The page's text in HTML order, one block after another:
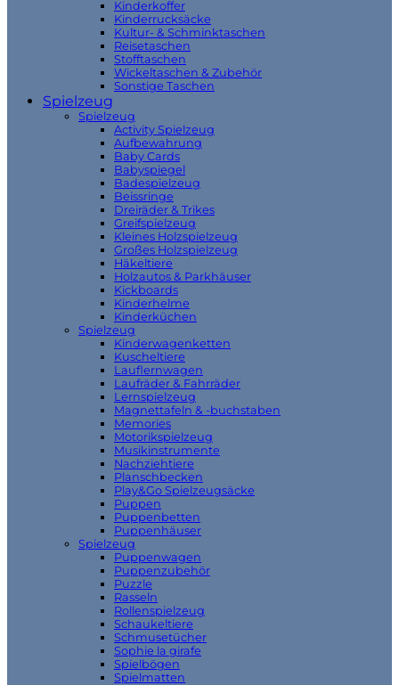
Kinderkoffer
Kinderrucksäcke
Kultur- & Schminktaschen
Reisetaschen
Stofftaschen
Wickeltaschen & Zubehör
Sonstige Taschen
Spielzeug
Spielzeug
Activity Spielzeug
Aufbewahrung
Baby Cards
Babyspiegel
Badespielzeug
Beissringe
Dreiräder & Trikes
Greifspielzeug
Kleines Holzspielzeug
Großes Holzspielzeug
Häkeltiere
Holzautos & Parkhäuser
Kickboards
Kinderhelme
Kinderküchen
Spielzeug
Kinderwagenketten
Kuscheltiere
Lauflernwagen
Laufräder & Fahrräder
Lernspielzeug
Magnettafeln & -buchstaben
Memories
Motorikspielzeug
Musikinstrumente
Nachziehtiere
Planschbecken
Play&Go Spielzeugsäcke
Puppen
Puppenbetten
Puppenhäuser
Spielzeug
Puppenwagen
Puppenzubehör
Puzzle
Rasseln
Rollenspielzeug
Schaukeltiere
Schmusetücher
Sophie la girafe
Spielbögen
Spielmatten